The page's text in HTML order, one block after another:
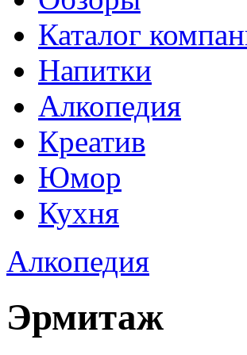
Каталог
Напитки
Алкопедия
Креатив
Юмор
Кухня
Алкопедия
Эрмитаж